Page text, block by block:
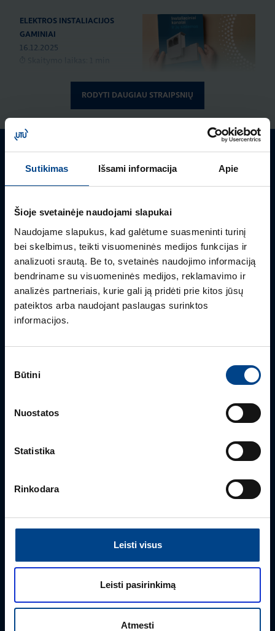
Sutikimas Išsami informacija Apie
Šioje svetainėje naudojami slapukai
Naudojame slapukus, kad galėtume suasmeninti turinį
bei skelbimus, teikti visuomeninės medijos funkcijas ir
analizuoti srautą. Be to, svetainės naudojimo informaciją
bendriname su visuomeninės medijos, reklamavimo ir
analizės partneriais, kurie gali ją pridėti prie kitos jūsų
pateiktos arba naudojant paslaugas surinktos
informacijos.
pasirinkimas
Būtini
Nuostatos
Statistika
Rinkodara
Leisti visus
Leisti pasirinkimą
Atmesti
ELEKTROS INSTALIACIJOS
GAMINIAI
16.12.2025
instaliacinių kanalų ir
ELEKTROS INSTALIACIJOS
GAMINIAI RENGINIAI
16.9.2025
instaliacija ARCHzona
2025 parodoje
ŽIŪRĖTI VISUS STRAIPSNIUS
RODYTI DAUGIAU STRAIPSNIŲ
Turite klausimų? Susisiekite
PRODUKTO VADOVĖ
Pavardė*